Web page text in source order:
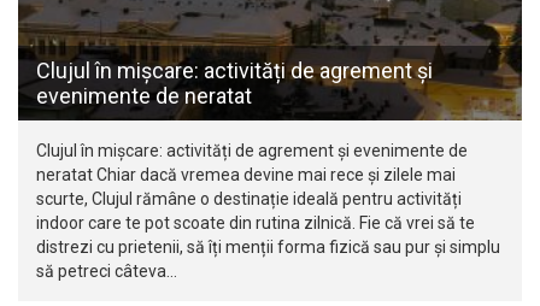
Clujul în mișcare: activități de agrement și
evenimente de neratat
Clujul în mișcare: activități de agrement și evenimente de
neratat Chiar dacă vremea devine mai rece și zilele mai
scurte, Clujul rămâne o destinație ideală pentru activități
indoor care te pot scoate din rutina zilnică. Fie că vrei să te
distrezi cu prietenii, să îți menții forma fizică sau pur și simplu
să petreci câteva…